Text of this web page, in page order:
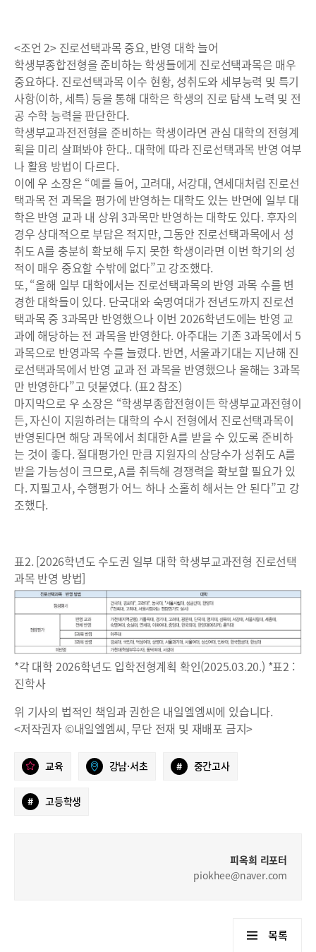
<조언 2> 진로선택과목 중요, 반영 대학 늘어
학생부종합전형을 준비하는 학생들에게 진로선택과목은 매우
중요하다. 진로선택과목 이수 현황, 성취도와 세부능력 및 특기
사항(이하, 세특) 등을 통해 대학은 학생의 진로 탐색 노력 및 전
공 수학 능력을 판단한다.
학생부교과전전형을 준비하는 학생이라면 관심 대학의 전형계
획을 미리 살펴봐야 한다.. 대학에 따라 진로선택과목 반영 여부
나 활용 방법이 다르다.
이에 우 소장은 “예를 들어, 고려대, 서강대, 연세대처럼 진로선
택과목 전 과목을 평가에 반영하는 대학도 있는 반면에 일부 대
학은 반영 교과 내 상위 3과목만 반영하는 대학도 있다. 후자의
경우 상대적으로 부담은 적지만, 그동안 진로선택과목에서 성
취도 A를 충분히 확보해 두지 못한 학생이라면 이번 학기의 성
적이 매우 중요할 수밖에 없다”고 강조했다.
또, “올해 일부 대학에서는 진로선택과목의 반영 과목 수를 변
경한 대학들이 있다. 단국대와 숙명여대가 전년도까지 진로선
택과목 중 3과목만 반영했으나 이번 2026학년도에는 반영 교
과에 해당하는 전 과목을 반영한다. 아주대는 기존 3과목에서 5
과목으로 반영과목 수를 늘렸다. 반면, 서울과기대는 지난해 진
로선택과목에서 반영 교과 전 과목을 반영했으나 올해는 3과목
만 반영한다”고 덧붙였다. (표2 참조)
마지막으로 우 소장은 “학생부종합전형이든 학생부교과전형이
든, 자신이 지원하려는 대학의 수시 전형에서 진로선택과목이
반영된다면 해당 과목에서 최대한 A를 받을 수 있도록 준비하
는 것이 좋다. 절대평가인 만큼 지원자의 상당수가 성취도 A를
받을 가능성이 크므로, A를 취득해 경쟁력을 확보할 필요가 있
다. 지필고사, 수행평가 어느 하나 소홀히 해서는 안 된다”고 강
조했다.
표2. [2026학년도 수도권 일부 대학 학생부교과전형 진로선택
과목 반영 방법]
*각 대학 2026학년도 입학전형계획 확인(2025.03.20.) *표2 :
진학사
위 기사의 법적인 책임과 권한은 내일엘엠씨에 있습니다.
<저작권자 ©내일엘엠씨, 무단 전재 및 재배포 금지>
교육 강남·서초 # 중간고사
# 고등학생
피옥희 리포터
piokhee@naver.com
목록